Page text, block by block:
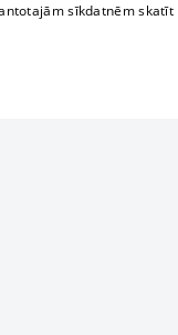
sīkdatnēm skatīt